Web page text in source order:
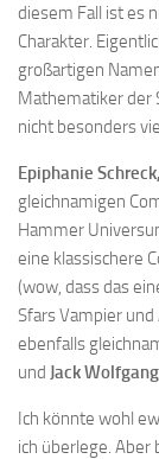
diesem Fall ist es
Charakter.
großartigen
Mathematiker der
nicht besonders
Epiphanie
gleichnamigen
Hammer
eine klassischere
(wow, dass das
Sfars Vampier und
ebenfalls
und Jack Wolfgang
Ich könnte wohl
ich überlege. Aber